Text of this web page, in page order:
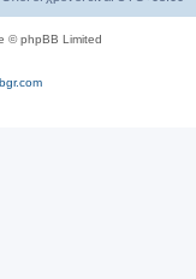
© phpBB Limited